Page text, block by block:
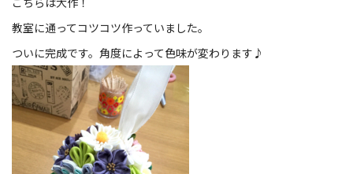
教室に通ってコツコツ作っていました。
ついに完成です。角度によって色味が変わります♪